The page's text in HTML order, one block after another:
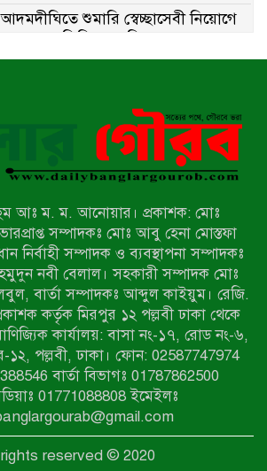
আদমদীঘিতে শুমারি স্বেচ্ছাসেবী নিয়োগে
যোগ্যতার ভিত্তিতে তালিকা প্রকাশ;
নির্বাচিতদের আ.লীগ ট্যাগে প্রচারণা
নেওয়ার হুমকি দিলেন দোড়া মাদরাসার
পরিচয় দেওয়া সভাপতি
উখিয়ায় বিজিবির অভিযানে ৪০ হাজার
ইয়াবাসহ যুবক আটক
পোরশায় ৭ মাসে ১৯ জনের অপমৃত্যু,
শীর্ষে আত্মহত্যা
হিন্দু বৌদ্ধ খ্রিস্টান কল্যাণ ফ্রন্টের
নীলফামারী কমিটি নিয়ে প্রশ্ন, প্রতিবাদে
সদস্য সচিব
দরিয়ানগরে প্যারাসেইলিং দুর্ঘটনায় পর্যটক
নিহত: হত্যা মামলার প্রধান আসামি ঢাকায়
র‌্যাবের জালে
আদাচাকী দক্ষিণপাড়া ফ্রেন্ডস ক্লাবের
আয়োজনে ফুটবল টুর্নামেন্টের ফাইনাল
আঃ ম. ম. আনোয়ার। প্রকাশক: মোঃ
সম্পাদকঃ মোঃ আবু হেনা মোস্তফা
নির্বাহী সম্পাদক ও ব্যবস্থাপনা সম্পাদকঃ
নবী বেলাল। সহকারী সম্পাদক মোঃ
বার্তা সম্পাদকঃ আব্দুল কাইয়ুম। রেজি.
কর্তৃক মিরপুর ১২ পল্লবী ঢাকা থেকে
কার্যালয়: বাসা নং-১৭, রোড নং-৬,
১২, পল্লবী, ঢাকা। ফোন: 02587747974
বার্তা বিভাগঃ 01787862500
01771088808 ইমেইলঃ
reserved © 2020